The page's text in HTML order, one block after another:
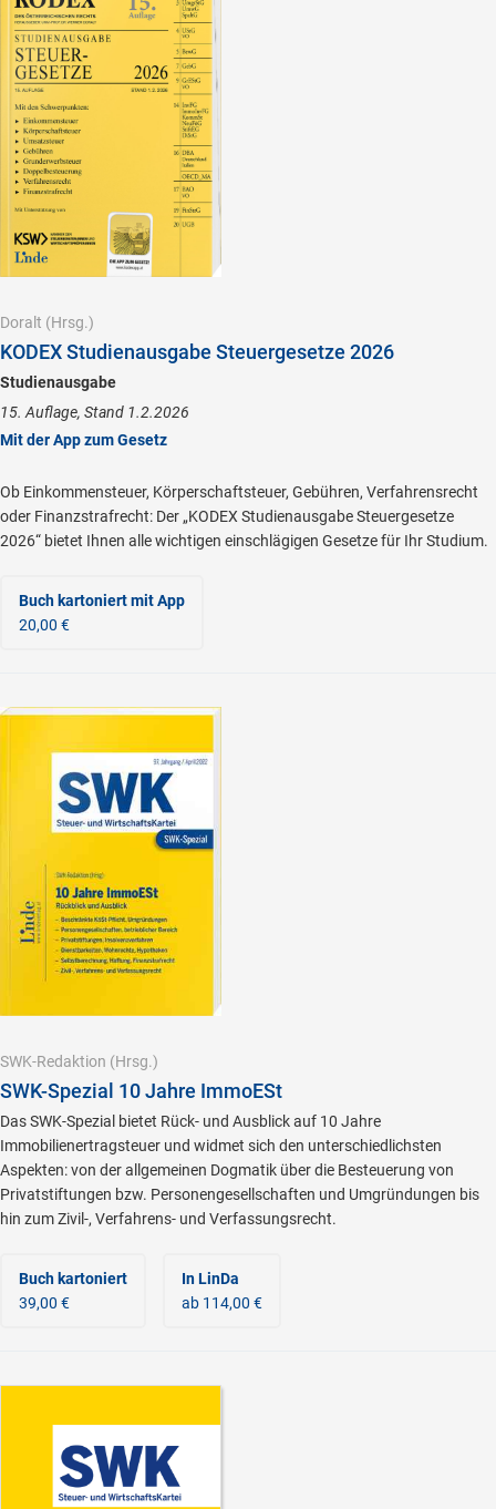
Doralt (Hrsg.)
KODEX Studienausgabe Steuergesetze 2026
Studienausgabe
15. Auflage, Stand 1.2.2026
Mit der App zum Gesetz
Ob Einkommensteuer, Körperschaftsteuer, Gebühren, Verfahrensrecht
oder Finanzstrafrecht: Der „KODEX Studienausgabe Steuergesetze
2026“ bietet Ihnen alle wichtigen einschlägigen Gesetze für Ihr Studium.
Buch kartoniertmit App
20,00 €
SWK-Redaktion (Hrsg.)
SWK-Spezial 10 Jahre ImmoESt
Das SWK-Spezial bietet Rück- und Ausblick auf 10 Jahre
Immobilienertragsteuer und widmet sich den unterschiedlichsten
Aspekten: von der allgemeinen Dogmatik über die Besteuerung von
Privatstiftungen bzw. Personengesellschaften und Umgründungen bis
hin zum Zivil-, Verfahrens- und Verfassungsrecht.
Buch kartoniert
39,00 €
In LinDa
ab 114,00 €